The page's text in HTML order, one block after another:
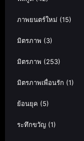
ภาพยนตร์ใหม่ (15)
มิตรภาพ (3)
มิตรภาพ (253)
มิตรภาพเพื่อนรัก (1)
ย้อนยุค (5)
ระทึกขวัญ (1)